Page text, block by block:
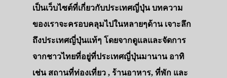
เป็นเว็บไซต์ที่เกี่ยวกับประเทศญี่ปุ่น บทความ
ของเราจะครอบคลุมไปในหลายๆด้าน เจาะลึก
ถึงประเทศญี่ปุ่นแท้ๆ โดยจากดูแลและจัดการ
จากชาวไทยที่อยู่ที่ประเทศญี่ปุ่นมานาน อาทิ
เช่น สถานที่ท่องเที่ยว , ร้านอาหาร, ที่พัก และ